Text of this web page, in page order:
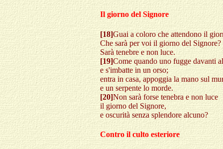
Il giorno del Signore
[18]Guai a coloro che attendono il
Che sarà per voi il giorno del Signore?
Sarà tenebre e non luce.
[19]Come quando uno fugge davanti
e s'imbatte in un orso;
entra in casa, appoggia la mano sul
e un serpente lo morde.
[20]Non sarà forse tenebra e non luce
il giorno del Signore,
e oscurità senza splendore alcuno?
Contro il culto esteriore